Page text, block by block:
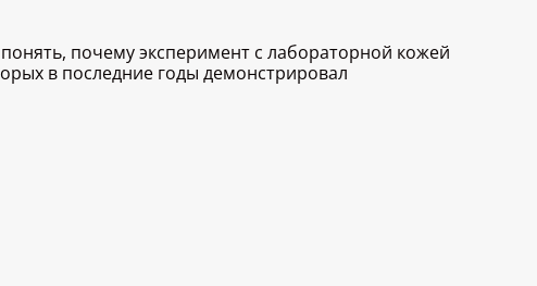
почему эксперимент с лабораторной кожей
в последние годы демонстрировал